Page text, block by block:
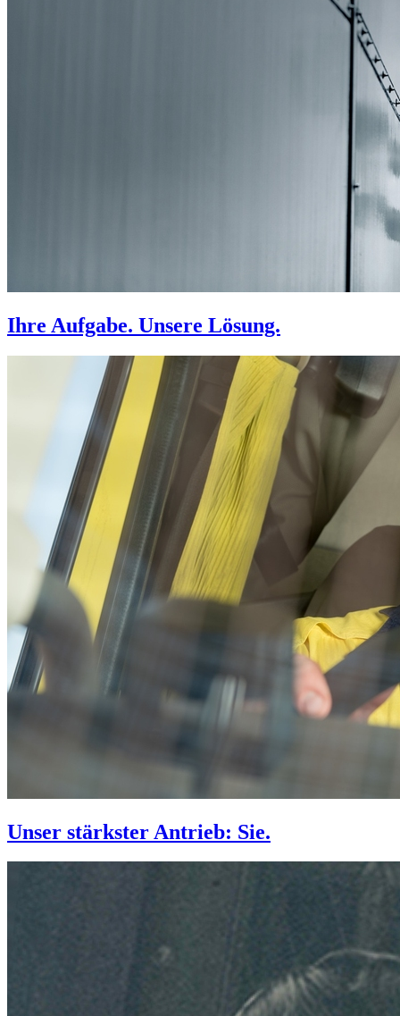
Ihre Aufgabe. Unsere Lösung.
Unser stärkster Antrieb: Sie.